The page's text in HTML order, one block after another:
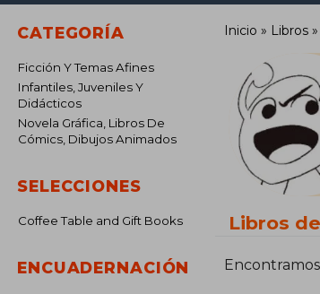
CATEGORÍA
Ficción Y Temas Afines
Infantiles, Juveniles Y
Didácticos
Novela Gráfica, Libros De
Cómics, Dibujos Animados
SELECCIONES
Coffee Table and Gift Books
ENCUADERNACIÓN
Inicio Libros
Libros